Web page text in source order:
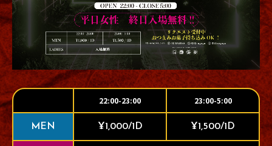
22:00-23:00 23:00-5:00
MEN ¥1,000/1D ¥1,500/1D